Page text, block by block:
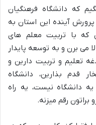
که دانشگاه فرهنگیان
آینده این استان به
که با تربیت معلم های
برن و به توسعه پایدار
تعلیم و تربیت دارین و
قدم بذارین، دانشگاه
یه دانشگاه نیست، یه راه
براتون رقم میزنه.